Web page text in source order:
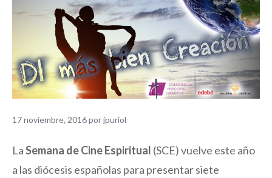
17 noviembre, 2016porjpuriol
LaSemana de Cine Espiritual (SCE) vuelve este año
a las diócesis españolas para presentar siete